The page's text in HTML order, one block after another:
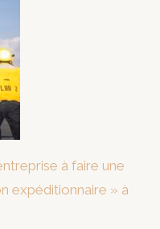
à faire une
expéditionnaire » à